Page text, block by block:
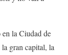
la Ciudad de
gran capital, la